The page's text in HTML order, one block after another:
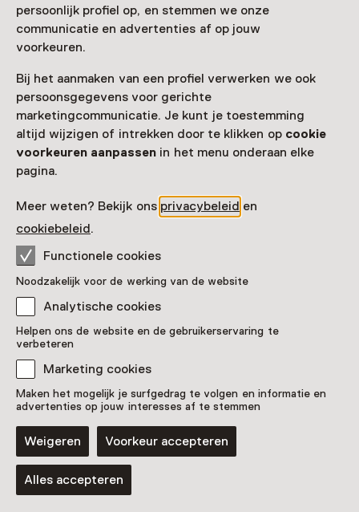
persoonlijk profiel op, en stemmen we onze
communicatie en advertenties af op jouw
voorkeuren.
Bij het aanmaken van een profiel verwerken we ook
persoonsgegevens voor gerichte
marketingcommunicatie. Je kunt je toestemming
altijd wijzigen of intrekken door te klikken op cookie
voorkeuren aanpassen in het menu onderaan elke
pagina.
Meer weten? Bekijk ons privacybeleid en
cookiebeleid.
Functionele cookies
Noodzakelijk voor de werking van de website
Analytische cookies
Helpen ons de website en de gebruikerservaring te
verbeteren
Marketing cookies
Maken het mogelijk je surfgedrag te volgen en informatie en
advertenties op jouw interesses af te stemmen
Weigeren Voorkeur accepteren
Alles accepteren